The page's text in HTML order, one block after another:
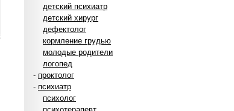
детский психиатр
детский хирург
дефектолог
кормление грудью
молодые родители
логопед
- проктолог
- психиатр
психолог